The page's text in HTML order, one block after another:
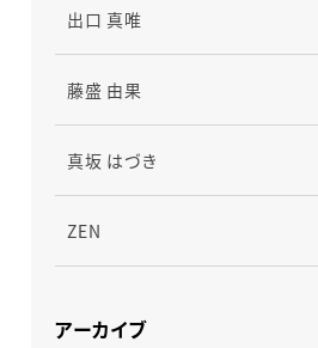
出口 真唯
藤盛 由果
真坂 はづき
ZEN
アーカイブ